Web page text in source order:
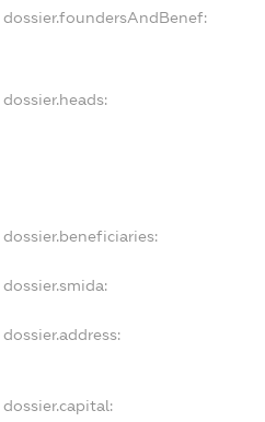
dossier.foundersAndBenef:
dossier.heads:
dossier.beneficiaries:
dossier.smida:
dossier.address:
dossier.capital: